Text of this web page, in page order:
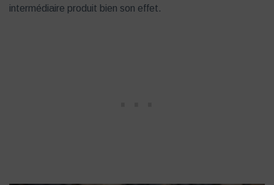
intermédiaire produit bien son effet.